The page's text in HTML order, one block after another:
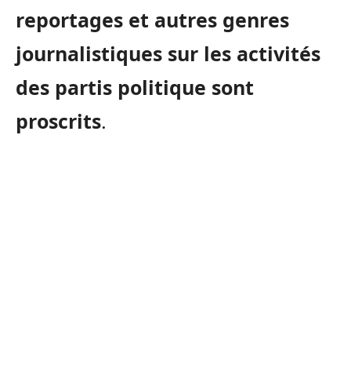
reportages et autres genres
journalistiques sur les activités
des partis politique sont
proscrits.